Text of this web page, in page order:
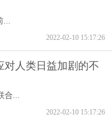
...
2022-02-10 15:17:26
对人类日益加剧的不
合...
2022-02-10 15:17:26